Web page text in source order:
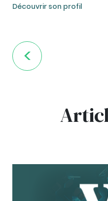
Découvrir son profil